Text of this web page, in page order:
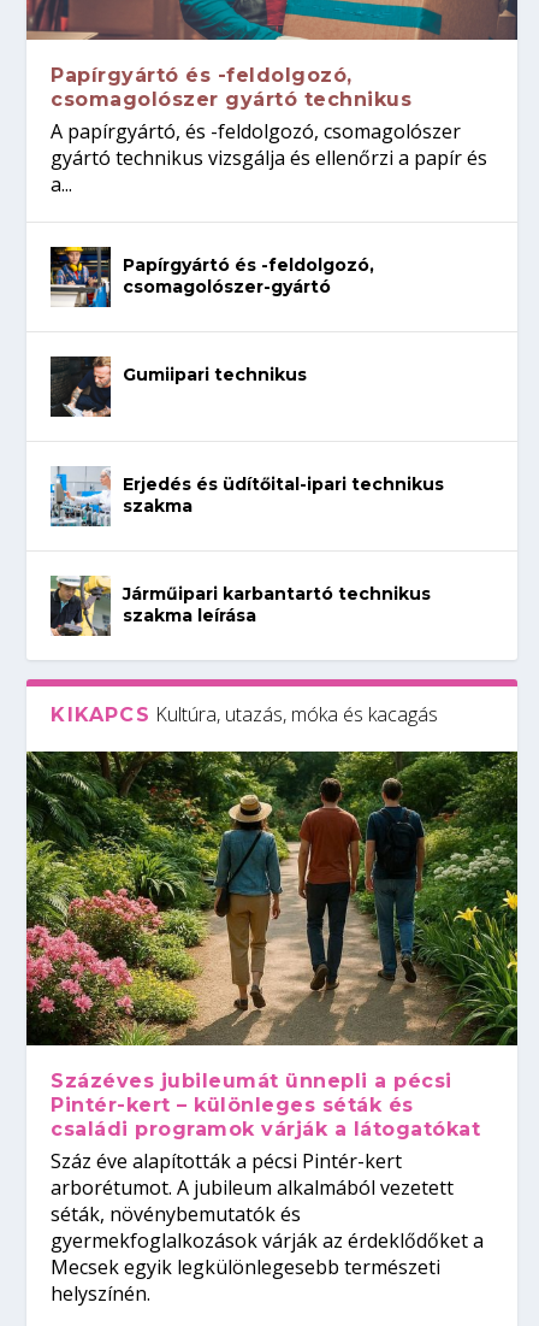
Papírgyártó és -feldolgozó,
csomagolószer gyártó technikus
A papírgyártó, és -feldolgozó, csomagolószer
gyártó technikus vizsgálja és ellenőrzi a papír és
a...
Papírgyártó és -feldolgozó,
csomagolószer-gyártó
Gumiipari technikus
Erjedés és üdítőital-ipari technikus
szakma
Járműipari karbantartó technikus
szakma leírása
KIKAPCS Kultúra, utazás, móka és kacagás
Százéves jubileumát ünnepli a pécsi
Pintér-kert – különleges séták és
családi programok várják a látogatókat
Száz éve alapították a pécsi Pintér-kert
arborétumot. A jubileum alkalmából vezetett
séták, növénybemutatók és
gyermekfoglalkozások várják az érdeklődőket a
Mecsek egyik legkülönlegesebb természeti
helyszínén.